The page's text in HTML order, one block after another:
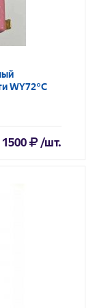
WY72°C
1500 /шт.